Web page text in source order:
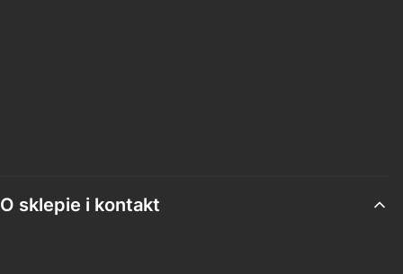
O sklepie i kontakt